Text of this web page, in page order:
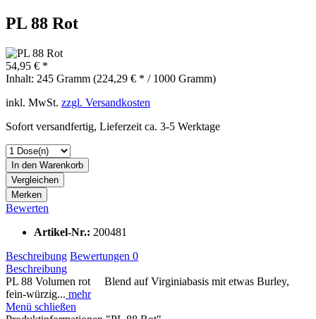
PL 88 Rot
54,95 € *
Inhalt: 245 Gramm (224,29 € * / 1000 Gramm)
inkl. MwSt. zzgl. Versandkosten
Sofort versandfertig, Lieferzeit ca. 3-5 Werktage
In den Warenkorb
Vergleichen
Merken
Bewerten
Artikel-Nr.: 200481
Beschreibung Bewertungen 0
Beschreibung
PL 88 Volumen rot Blend auf Virginiabasis mit etwas Burley,
fein-würzig... mehr
Menü schließen